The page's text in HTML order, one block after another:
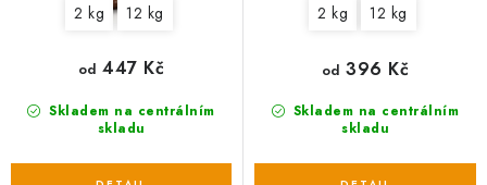
2 kg 12 kg
Skladem na centrálním
skladu
od 447 Kč
2 kg 12 kg
Skladem na centrálním
skladu
od 396 Kč